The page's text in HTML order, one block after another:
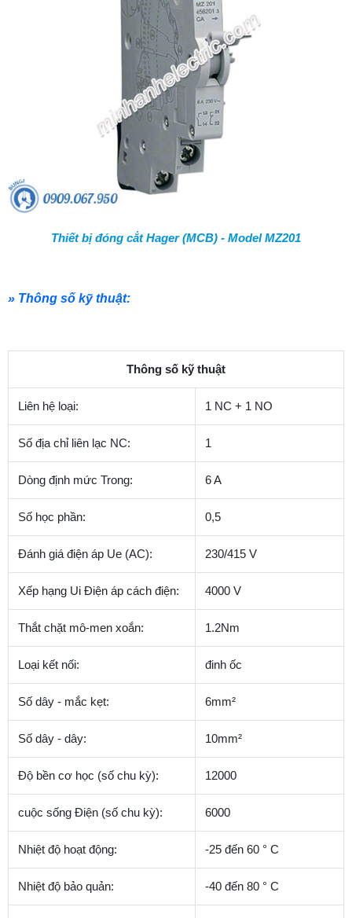
Thiết bị đóng cắt Hager (MCB) - Model MZ201
» Thông số kỹ thuật:
Thông số kỹ thuật
Liên hệ loại: 1 NC + 1 NO
Số địa chỉ liên lạc NC: 1
Dòng định mức Trong: 6 A
Số học phần: 0,5
Đánh giá điện áp Ue (AC): 230/415 V
Xếp hạng Ui Điện áp cách điện: 4000 V
Thắt chặt mô-men xoắn: 1.2Nm
Loại kết nối: đinh ốc
Số dây - mắc kẹt: 6mm²
Số dây - dây: 10mm²
Độ bền cơ học (số chu kỳ): 12000
cuộc sống Điện (số chu kỳ): 6000
Nhiệt độ hoạt động: -25 đến 60 ° C
Nhiệt độ bảo quản: -40 đến 80 ° C